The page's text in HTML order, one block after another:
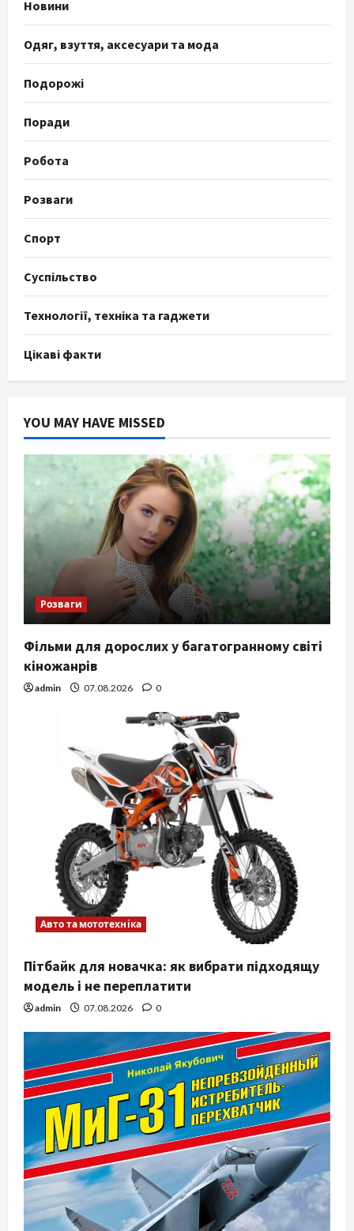
Новини
Одяг, взуття, аксесуари та мода
Подорожі
Поради
Робота
Розваги
Спорт
Суспільство
Технології, техніка та гаджети
Цікаві факти
YOU MAY HAVE MISSED
Розваги
Фільми для дорослих у багатогранному світі
кіножанрів
admin 07.08.2026 0
Авто та мототехніка
Пітбайк для новачка: як вибрати підходящу
модель і не переплатити
admin 07.08.2026 0